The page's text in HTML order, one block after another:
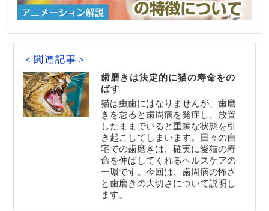
＜関連記事＞
歯磨きは決定的に猫の寿命をの
ばす
猫は虫歯にはなりませんが、歯磨
きを怠ると歯周病を発症し、放置
したままでいると重篤な状態を引
き起こしてしまいます。日々の自
宅での歯磨きは、確実に愛猫の寿
命を伸ばしてくれるヘルスケアの
一環です。今回は、歯周病の怖さ
と歯磨きの大切さについて説明し
ます。